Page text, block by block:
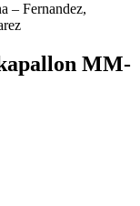
– Fernandez,
MM-